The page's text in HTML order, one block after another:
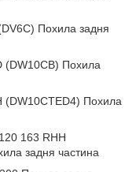
Похила задня
(DW10CB) Похила
(DW10CTED4) Похила
163 RHH
задня частина